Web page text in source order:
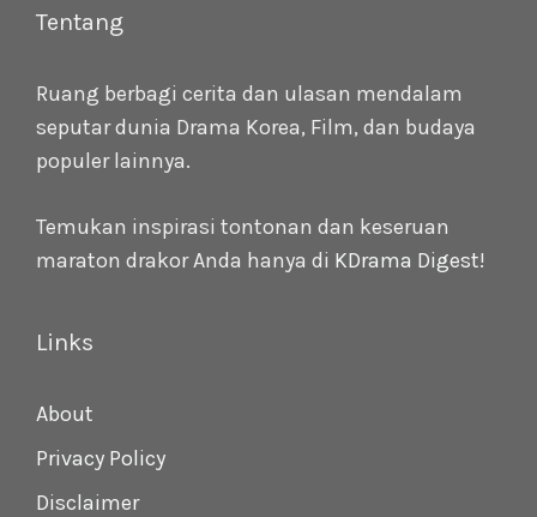
Tentang
Ruang berbagi cerita dan ulasan mendalam
seputar dunia Drama Korea, Film, dan budaya
populer lainnya.
Temukan inspirasi tontonan dan keseruan
maraton drakor Anda hanya di KDrama Digest!
Links
About
Privacy Policy
Disclaimer